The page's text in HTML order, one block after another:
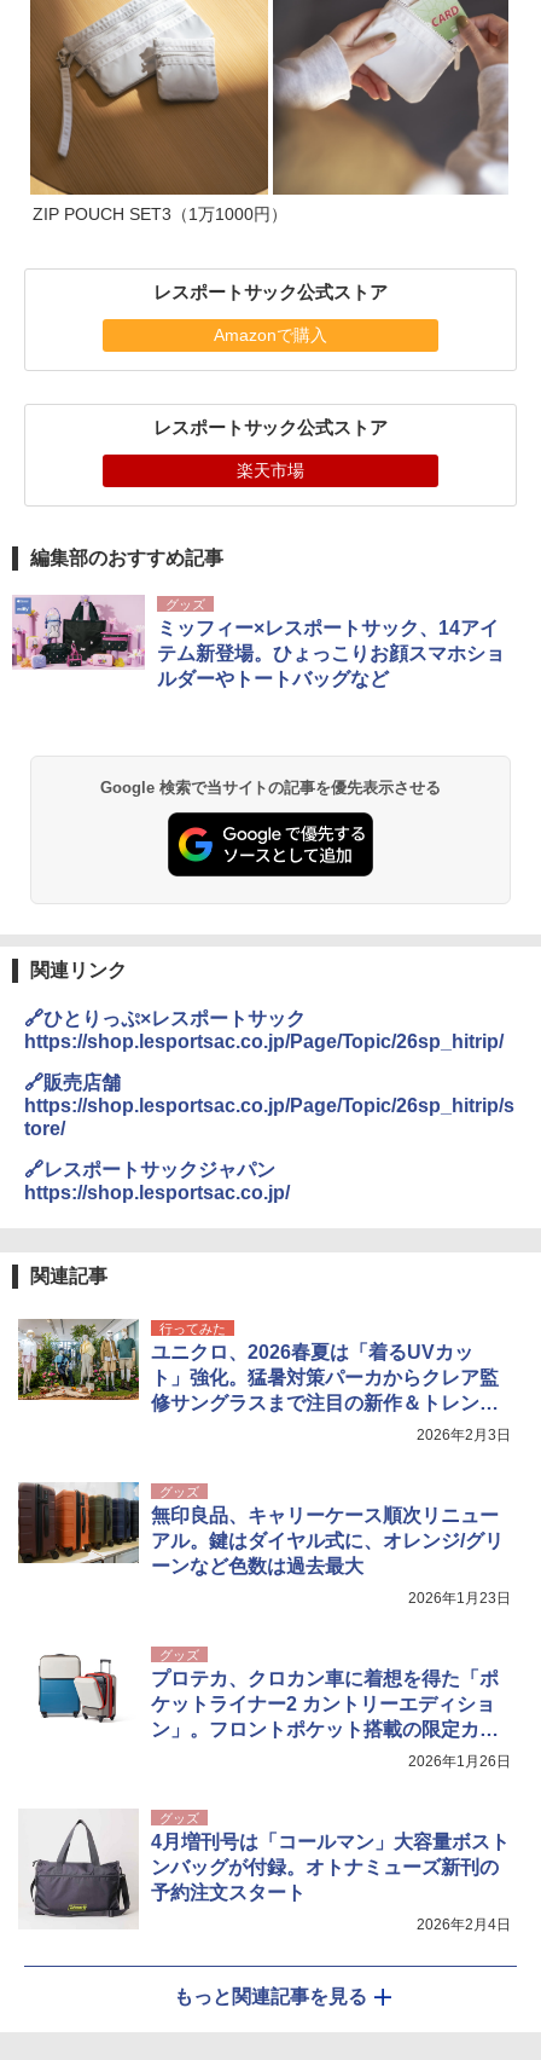
ZIP POUCH SET3（1万1000円）
レスポートサック公式ストア
Amazonで購入
レスポートサック公式ストア
楽天市場
編集部のおすすめ記事
グッズ
ミッフィー×レスポートサック、14アイ
テム新登場。ひょっこりお顔スマホショ
ルダーやトートバッグなど
Google 検索で当サイトの記事を優先表示させる
関連リンク
🔗ひとりっぷ×レスポートサック
https://shop.lesportsac.co.jp/Page/Topic/26sp_hitrip/
🔗販売店舗
https://shop.lesportsac.co.jp/Page/Topic/26sp_hitrip/s
tore/
🔗レスポートサックジャパン
https://shop.lesportsac.co.jp/
関連記事
行ってみた
ユニクロ、2026春夏は「着るUVカッ
ト」強化。猛暑対策パーカからクレア監
修サングラスまで注目の新作＆トレンド
2026年2月3日
グッズ
無印良品、キャリーケース順次リニュー
アル。鍵はダイヤル式に、オレンジ/グリ
ーンなど色数は過去最大
2026年1月23日
グッズ
プロテカ、クロカン車に着想を得た「ポ
ケットライナー2 カントリーエディショ
ン」。フロントポケット搭載の限定カラ
2026年1月26日
グッズ
4月増刊号は「コールマン」大容量ボスト
ンバッグが付録。オトナミューズ新刊の
予約注文スタート
2026年2月4日
もっと関連記事を見る